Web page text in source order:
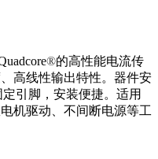
®的高性能电流传
高线性输出特性。器件安
引脚，安装便捷。适用
机驱动、不间断电源等工